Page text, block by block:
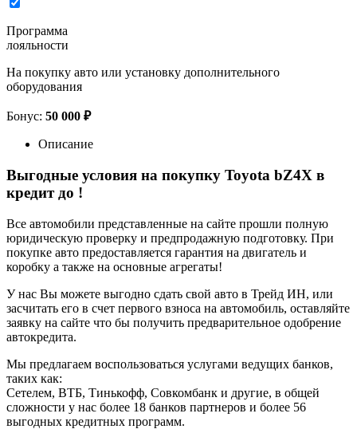
Программа
лояльности
На покупку авто или установку дополнительного
оборудования
Бонус: 50 000 ₽
Описание
Выгодные условия на покупку Toyota bZ4X в
кредит до !
Все автомобили представленные на сайте прошли полную
юридическую проверку и предпродажную подготовку. При
покупке авто предоставляется гарантия на двигатель и
коробку а также на основные агрегаты!
У нас Вы можете выгодно сдать свой авто в Трейд ИН, или
засчитать его в счет первого взноса на автомобиль, оставляйте
заявку на сайте что бы получить предварительное одобрение
автокредита.
Мы предлагаем воспользоваться услугами ведущих банков,
таких как:
Сетелем, ВТБ, Тинькофф, Совкомбанк и другие, в общей
сложности у нас более 18 банков партнеров и более 56
выгодных кредитных программ.